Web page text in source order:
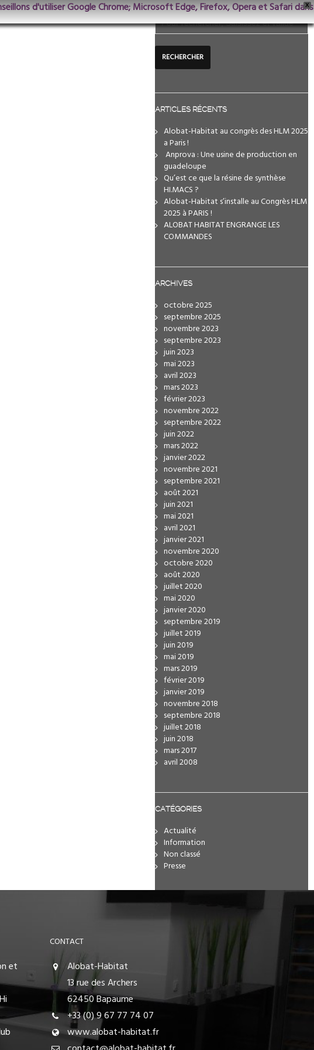
X
d'utiliser Google Chrome; Microsoft Edge, Firefox, Opera et Safari dans
ARTICLES RÉCENTS
Alobat-Habitat au congrès des HLM 2025
a Paris !
️ Anprova : Une usine de production en
guadeloupe
Qu’est ce que la résine de synthèse
HI.MACS ?
Alobat-Habitat s’installe au Congrès HLM
2025 à PARIS !
ALOBAT HABITAT ENGRANGE LES
COMMANDES
ARCHIVES
octobre 2025
septembre 2025
novembre 2023
septembre 2023
juin 2023
mai 2023
avril 2023
mars 2023
février 2023
novembre 2022
septembre 2022
juin 2022
mars 2022
janvier 2022
novembre 2021
septembre 2021
août 2021
juin 2021
mai 2021
avril 2021
janvier 2021
novembre 2020
octobre 2020
août 2020
juillet 2020
mai 2020
janvier 2020
septembre 2019
juillet 2019
juin 2019
mai 2019
mars 2019
février 2019
janvier 2019
novembre 2018
septembre 2018
juillet 2018
juin 2018
mars 2017
avril 2008
CATÉGORIES
Actualité
Information
Non classé
Presse
et
CONTACT
Alobat-Habitat
13 rue des Archers
62450 Bapaume
+33 (0) 9 67 77 74 07
www.alobat-habitat.fr